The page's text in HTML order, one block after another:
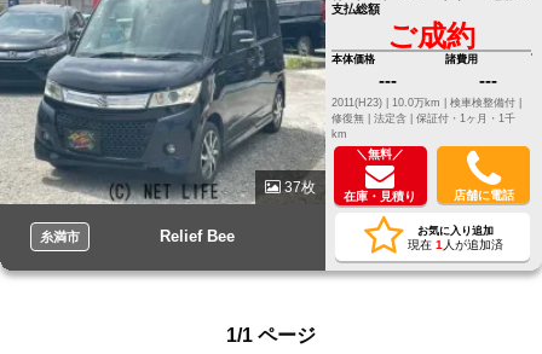
37枚
糸満市 Relief Bee
納ミラー バニティミラー
支払総額
ご成約
本体価格
---
諸費用
---
2011(H23) | 10.0万km |
検車検整備付 |
修復無 | 法定含 | 保証付・1ヶ月・1千
km
＼無料／
在庫・見積り 店舗に電話
お気に入り追加
現在 1 人が追加済
1/1 ページ